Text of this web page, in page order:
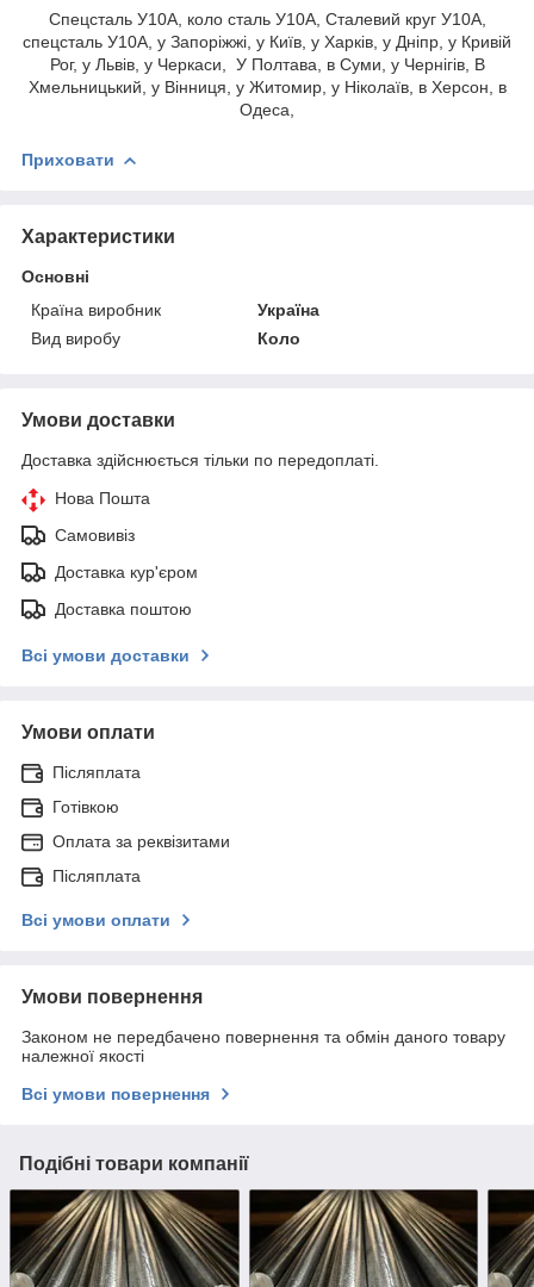
Спецсталь У10А, коло сталь У10А, Сталевий круг У10А,
спецсталь У10А, у Запоріжжі, у Київ, у Харків, у Дніпр, у Кривій
Рог, у Львів, у Черкаси, У Полтава, в Суми, у Чернігів, В
Хмельницький, у Вінниця, у Житомир, у Ніколаїв, в Херсон, в
Одеса,
Приховати
Характеристики
Основні
Країна виробник
Україна
Вид виробу
Коло
Умови доставки
Доставка здійснюється тільки по передоплаті.
Нова Пошта
Самовивіз
Доставка кур'єром
Доставка поштою
Всі умови доставки
Умови оплати
Післяплата
Готівкою
Оплата за реквізитами
Післяплата
Всі умови оплати
Умови повернення
Законом не передбачено повернення та обмін даного товару
належної якості
Всі умови повернення
Подібні товари компанії